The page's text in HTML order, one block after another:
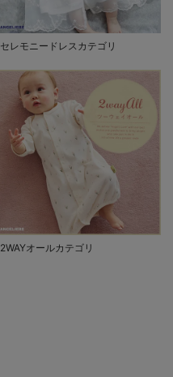
セレモニードレスカテゴリ
2WAYオールカテゴリ